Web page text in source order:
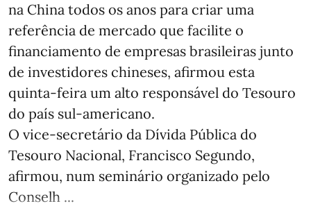
na China todos os anos para criar uma
referência de mercado que facilite o
financiamento de empresas brasileiras junto
de investidores chineses, afirmou esta
quinta-feira um alto responsável do Tesouro
do país sul-americano.
O vice-secretário da Dívida Pública do
Tesouro Nacional, Francisco Segundo,
afirmou, num seminário organizado pelo
Conselh ...